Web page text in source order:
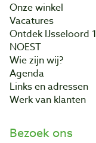
Onze winkel
Vacatures
Ontdek IJsseloord 1
NOEST
Wie zijn wij?
Agenda
Links en adressen
Werk van klanten
Bezoek ons